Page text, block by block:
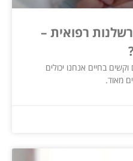
רפואית –
בחיים אנחנו יכולים
מאוד.